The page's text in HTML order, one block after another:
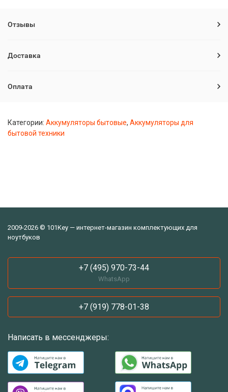
Отзывы
Доставка
Оплата
Категории: Аккумуляторы бытовые, Аккумуляторы для
бытовой техники
2009-2026 © 101Key — интернет-магазин комплектующих для
ноутбуков
+7 (495) 970-73-44
WhatsApp
+7 (919) 778-01-38
Написать в мессенджеры: